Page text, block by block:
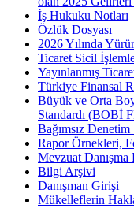
İş Hukuku Notları
Özlük Dosyası
2026 Yılında
Ticaret Sicil
Yayınlanmış
Türkiye Finansal
Büyük ve Orta
Standardı (BOBİ
Bağımsız Denetim
Rapor Örnekleri,
Mevzuat Danışma
Bilgi Arşivi
Danışman Girişi
Mükelleflerin